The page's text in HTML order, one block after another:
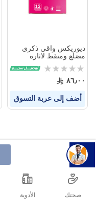
ديوريكس واقي ذكري
مضلع ومنقط لاثارة
كليكما 12 قطعة
Rating:
٨٦٫٠٠
أضف إلى عربة التسوق
صحتك الأدوية